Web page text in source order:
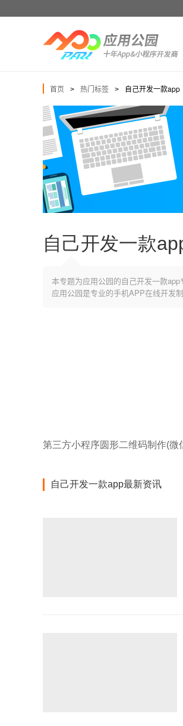
首页 > 热门标签 > 自己开发一款app
自己开发一款
本专题为应用公园的自己开发一款
应用公园是专业的手机APP在线开发
自己开发一款app最新资讯